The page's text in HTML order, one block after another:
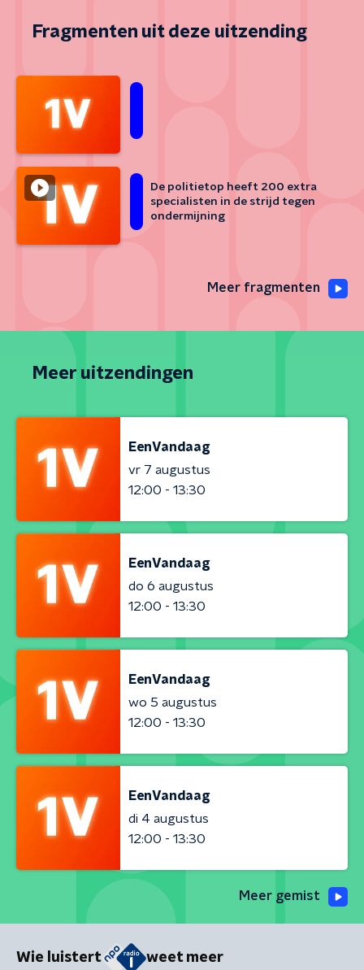
Fragmenten uit deze uitzending
De politietop heeft 200 extra
specialisten in de strijd tegen
ondermijning
Meer fragmenten
Meer uitzendingen
EenVandaag
vr 7 augustus
12:00 - 13:30
EenVandaag
do 6 augustus
12:00 - 13:30
EenVandaag
wo 5 augustus
12:00 - 13:30
EenVandaag
di 4 augustus
12:00 - 13:30
Meer gemist
Wie luistert weet meer